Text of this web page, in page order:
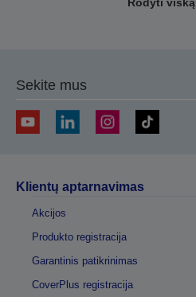
Sekite mus
Klientų aptarnavimas
Akcijos
Produkto registracija
Garantinis patikrinimas
CoverPlus registracija